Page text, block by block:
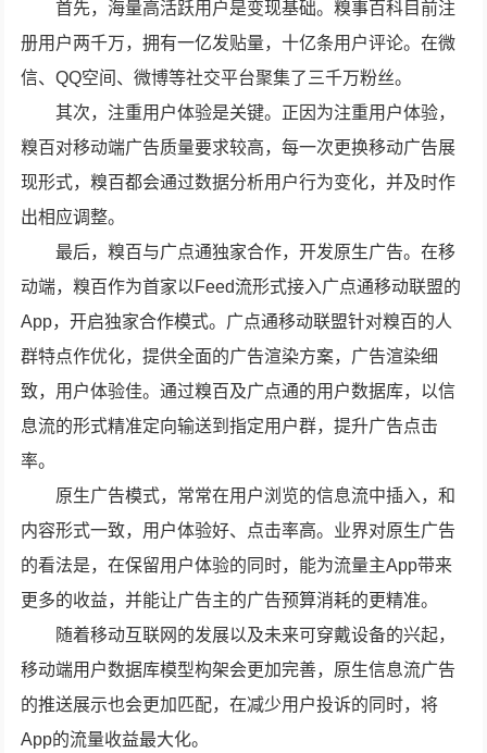
首先，海量高活跃用户是变现基础。糗事百科目前注
册用户两千万，拥有一亿发贴量，十亿条用户评论。在微
信、QQ空间、微博等社交平台聚集了三千万粉丝。
其次，注重用户体验是关键。正因为注重用户体验，
糗百对移动端广告质量要求较高，每一次更换移动广告展
现形式，糗百都会通过数据分析用户行为变化，并及时作
出相应调整。
最后，糗百与广点通独家合作，开发原生广告。在移
动端，糗百作为首家以Feed流形式接入广点通移动联盟的
App，开启独家合作模式。广点通移动联盟针对糗百的人
群特点作优化，提供全面的广告渲染方案，广告渲染细
致，用户体验佳。通过糗百及广点通的用户数据库，以信
息流的形式精准定向输送到指定用户群，提升广告点击
率。
原生广告模式，常常在用户浏览的信息流中插入，和
内容形式一致，用户体验好、点击率高。业界对原生广告
的看法是，在保留用户体验的同时，能为流量主App带来
更多的收益，并能让广告主的广告预算消耗的更精准。
随着移动互联网的发展以及未来可穿戴设备的兴起，
移动端用户数据库模型构架会更加完善，原生信息流广告
的推送展示也会更加匹配，在减少用户投诉的同时，将
App的流量收益最大化。